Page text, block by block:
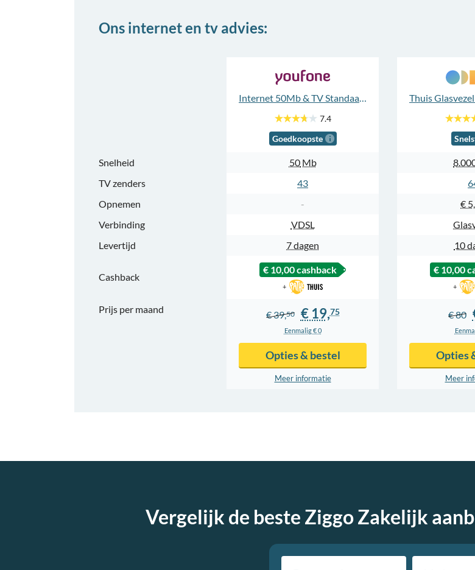
Ons internet en tv advies:
Internet 50Mb & TV Standaard
7.4
Goedkoopste
Snelheid 50Mb
TV zenders
43
Opnemen
- €
Verbinding
VDSL
Levertijd
7 dagen 10
Cashback
€ 10,00cashback
+
€ 10,00
+
Prijs per maand € 39,50 € 19,75
Eenmalig € 0
Opties & bestel
Meer informatie
€ 80
Opties
Meer
Vergelijk de beste Ziggo Zakelijk